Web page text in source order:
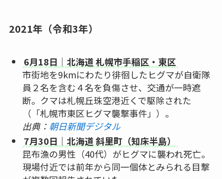
2021年（令和3年）
6月18日｜北海道 札幌市手稲区・東区
市街地を9kmにわたり徘徊したヒグマが自衛隊
員２名を含む４名を負傷させ、交通が一時遮
断。クマは札幌丘珠空港近くで駆除された
（「札幌市東区ヒグマ襲撃事件」）。
出典： 朝日新聞デジタル
7月30日｜北海道 斜里町（知床半島）
昆布漁の男性（40代）がヒグマに襲われ死亡。
現場付近では前年から同一個体とみられる目撃